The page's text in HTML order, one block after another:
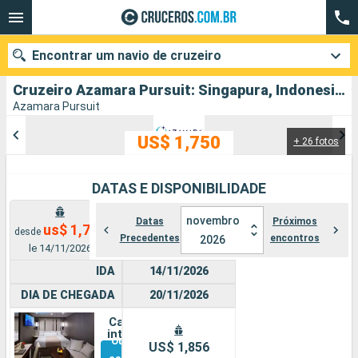
Cruzeiro Azamara Pursuit: Singapura, Indonesia partindo de Singapura
Azamara Pursuit
+ 26 fotos
US$ 1,750
DATAS E DISPONIBILIDADE
desde us$ 1,750
le 14/11/2026
Datas
Precedentes
novembro
2026
Próximos
encontros
IDA
DIA DE CHEGADA
Cabine
interna
Outras
14/11/2026
20/11/2026
US$ 1,856
Encontrar um navio de cruzeiro
Cidades Companhias
Pesquisar